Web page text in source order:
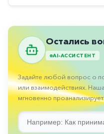
Прочее
Пульмонология
Сердечные
Сосудистые
Тромбозы
Остались
AI-АССИСТЕНТ
Задайте любой вопрос о
или взаимодействиях.
мгновенно